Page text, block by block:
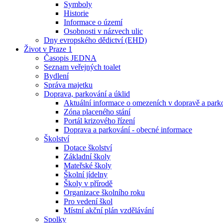
Symboly
Historie
Informace o území
Osobnosti v názvech ulic
Dny evropského dědictví (EHD)
Život v Praze 1
Časopis JEDNA
Seznam veřejných toalet
Bydlení
Správa majetku
Doprava, parkování a úklid
Aktuální informace o omezeních v dopravě a
Zóna placeného stání
Portál krizového řízení
Doprava a parkování - obecné informace
Školství
Dotace školství
Základní školy
Mateřské školy
Školní jídelny
Školy v přírodě
Organizace školního roku
Pro vedení škol
Místní akční plán vzdělávání
Spolky